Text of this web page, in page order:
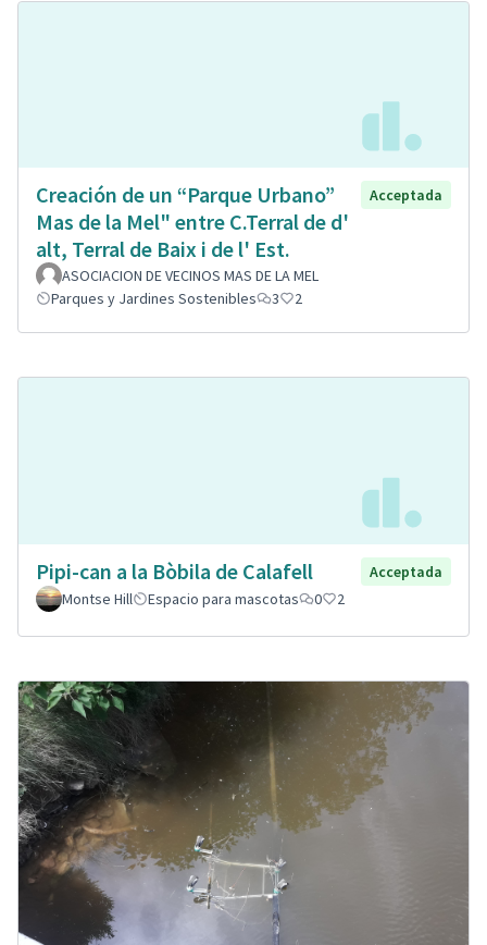
Creación de un “Parque Urbano”
Mas de la Mel" entre C.Terral de d'
alt, Terral de Baix i de l' Est.
Acceptada
ASOCIACION DE VECINOS MAS DE LA MEL
Parques y Jardines Sostenibles
3 2
Pipi-can a la Bòbila de Calafell
Acceptada
Montse Hill
Espacio para mascotas 0 2